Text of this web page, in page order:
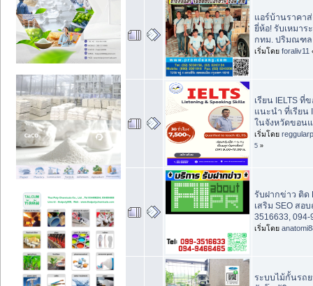
แอร์บ้านราคา
ยี่ห้อ! รับเหมาร
กทม. ปริมณฑล
เริ่มโดย foraliv11
เรียน IELTS ที่
แนะนำ ที่เรียน
ในจังหวัดขอน
เริ่มโดย
5 »
รับฝากข่าว ติด
เสริม SEO สอ
3516633, 094-
เริ่มโดย
ระบบไม้กั้นรถ